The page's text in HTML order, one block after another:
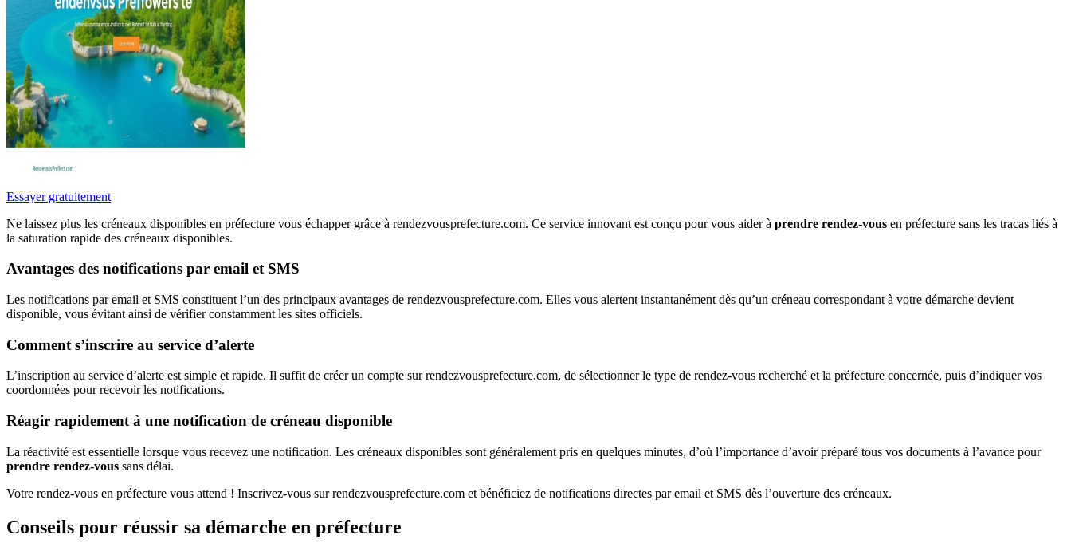
Essayer gratuitement
Ne laissez plus les créneaux disponibles en préfecture vous échapper grâce à rendezvousprefecture.com. Ce service innovant est conçu pour vous aider à prendre rendez-vous en préfecture sans les tracas liés à
la saturation rapide des créneaux disponibles.
Avantages des notifications par email et SMS
Les notifications par email et SMS constituent l’un des principaux avantages de rendezvousprefecture.com. Elles vous alertent instantanément dès qu’un créneau correspondant à votre démarche devient
disponible, vous évitant ainsi de vérifier constamment les sites officiels.
Comment s’inscrire au service d’alerte
L’inscription au service d’alerte est simple et rapide. Il suffit de créer un compte sur rendezvousprefecture.com, de sélectionner le type de rendez-vous recherché et la préfecture concernée, puis d’indiquer vos
coordonnées pour recevoir les notifications.
Réagir rapidement à une notification de créneau disponible
La réactivité est essentielle lorsque vous recevez une notification. Les créneaux disponibles sont généralement pris en quelques minutes, d’où l’importance d’avoir préparé tous vos documents à l’avance pour
prendre rendez-vous sans délai.
Votre rendez-vous en préfecture vous attend ! Inscrivez-vous sur rendezvousprefecture.com et bénéficiez de notifications directes par email et SMS dès l’ouverture des créneaux.
Conseils pour réussir sa démarche en préfecture